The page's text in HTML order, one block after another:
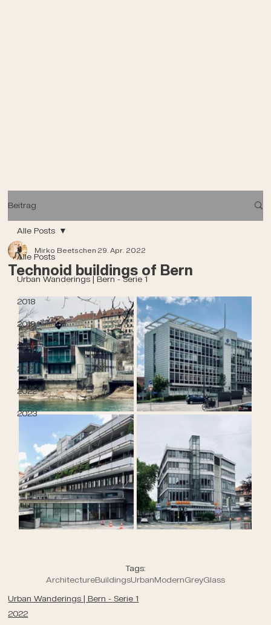
Beitrag
Alle Posts
Urban Wanderings | Bern - Serie 1
2018
2019
2020
2021
2022
2023
Alle Posts
Technoid buildings of Bern
Mirko Beetschen29. Apr. 2022
Tags:
ArchitectureBuildingsUrbanModernGreyGlass
Urban Wanderings | Bern - Serie 1
2022